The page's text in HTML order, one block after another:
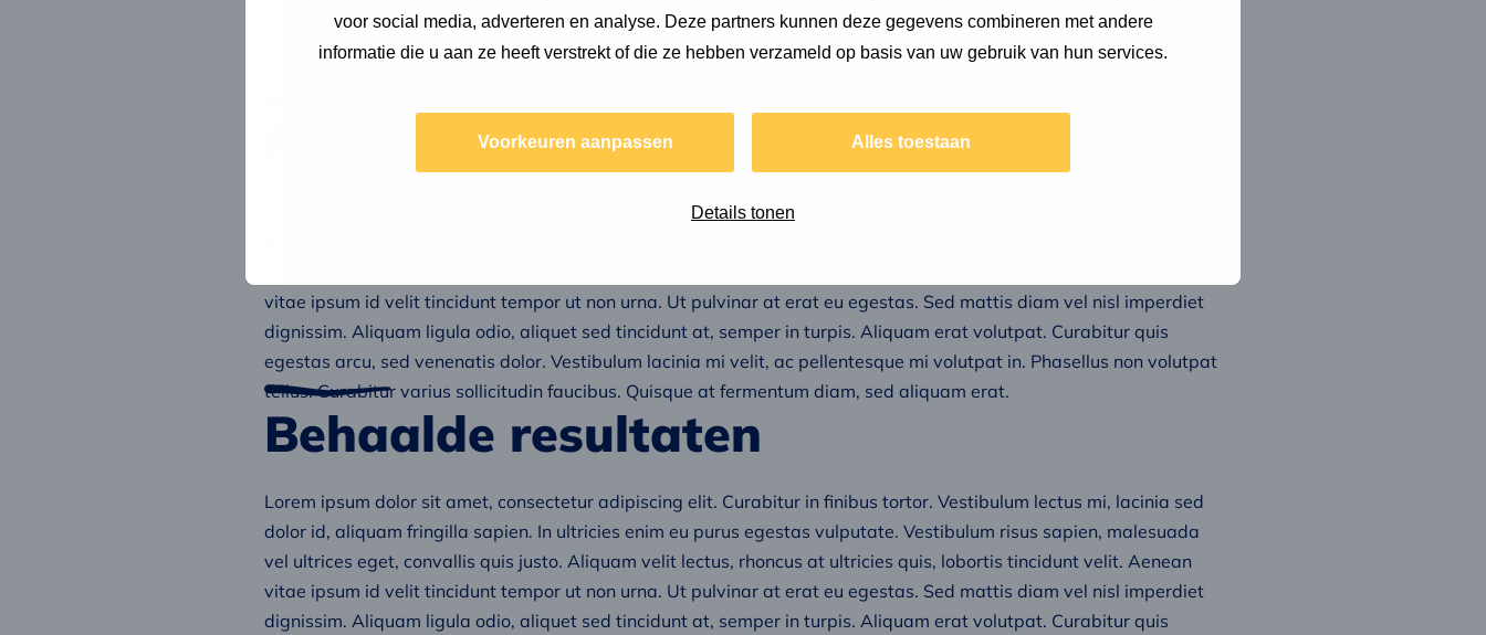
voor social media, adverteren en analyse. Deze partners kunnen deze gegevens combineren met andere
informatie die u aan ze heeft verstrekt of die ze hebben verzameld op basis van uw gebruik van hun services.
Voorkeuren aanpassen Alles toestaan
Details tonen
Sybren – Functie
Financiële verantwoording
Lorem ipsum dolor sit amet, consectetur adipiscing elit. Curabitur in finibus tortor. Vestibulum lectus mi, lacinia sed
vitae ipsum id velit tincidunt tempor ut non urna. Ut pulvinar at erat eu egestas. Sed mattis diam vel nisl imperdiet
dignissim. Aliquam ligula odio, aliquet sed tincidunt at, semper in turpis. Aliquam erat volutpat. Curabitur quis
egestas arcu, sed venenatis dolor. Vestibulum lacinia mi velit, ac pellentesque mi volutpat in. Phasellus non volutpat
tellus. Curabitur varius sollicitudin faucibus. Quisque at fermentum diam, sed aliquam erat.
Behaalde resultaten
Lorem ipsum dolor sit amet, consectetur adipiscing elit. Curabitur in finibus tortor. Vestibulum lectus mi, lacinia sed
dolor id, aliquam fringilla sapien. In ultricies enim eu purus egestas vulputate. Vestibulum risus sapien, malesuada
vel ultrices eget, convallis quis justo. Aliquam velit lectus, rhoncus at ultricies quis, lobortis tincidunt velit. Aenean
vitae ipsum id velit tincidunt tempor ut non urna. Ut pulvinar at erat eu egestas. Sed mattis diam vel nisl imperdiet
dignissim. Aliquam ligula odio, aliquet sed tincidunt at, semper in turpis. Aliquam erat volutpat. Curabitur quis